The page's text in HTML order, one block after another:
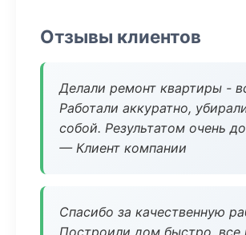
Отзывы клиентов
Делали ремонт квартиры -
Работали аккуратно,
собой. Результатом очень
— Клиент компании
Спасибо за качественную
Построили дом быстро, все